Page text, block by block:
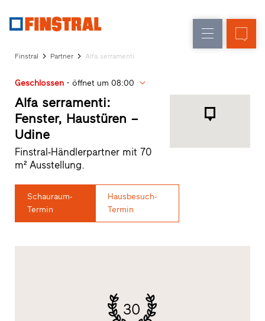
Glaswände
Service
Partner-
Programm
Händlersuche
Schnelleinstiege
Finstral Partner Alfa serramenti
Geschlossen öffnet um 08:00
Alfa serramenti:
Fenster, Haustüren –
Udine
Finstral-Händlerpartner mit 70
m² Ausstellung.
Schauraum-
Termin
Hausbesuch-
Termin
30